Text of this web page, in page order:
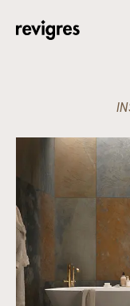
Saltar para o